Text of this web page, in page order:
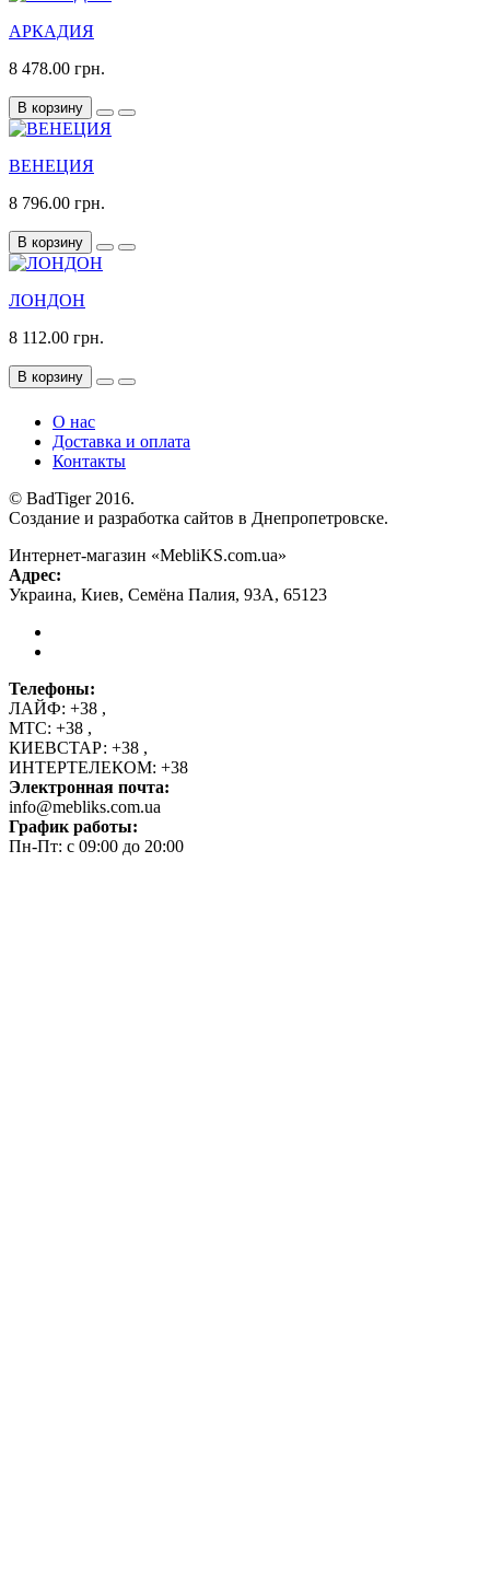
АРКАДИЯ
8 478.00 грн.
В корзину
ВЕНЕЦИЯ
8 796.00 грн.
В корзину
ЛОНДОН
8 112.00 грн.
В корзину
О нас
Доставка и оплата
Контакты
© BadTiger 2016.
Создание и разработка сайтов в Днепропетровске.
Интернет-магазин «MebliKS.com.ua»
Адрес:
Украина, Киев, Семёна Палия, 93А, 65123
Телефоны:
ЛАЙФ: +38 ,
МТС: +38 ,
КИЕВСТАР: +38 ,
ИНТЕРТЕЛЕКОМ: +38
Электронная почта:
info@mebliks.com.ua
График работы:
Пн-Пт: с 09:00 до 20:00